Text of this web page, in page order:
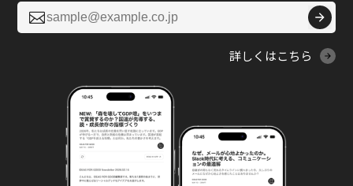

詳しくはこちら